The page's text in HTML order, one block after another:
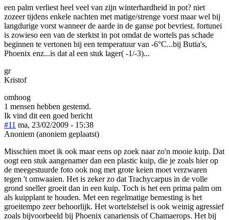
een palm verliest heel veel van zijn winterhardheid in pot? niet
zozeer tijdens enkele nachten met matige/strenge vorst maar wel bij
langdurige vorst wanneer de aarde in de ganse pot bevriest. fortunei
is zowieso een van de sterktst in pot omdat de wortels pas schade
beginnen te vertonen bij een temperatuur van -6°C...bij Butia's,
Phoenix enz...is dat al een stuk lager( -1/-3)...
gr
Kristof
omhoog
1 mensen hebben gestemd.
Ik vind dit een goed bericht
#11 ma, 23/02/2009 - 15:38
Anoniem (anoniem geplaatst)
Misschien moet ik ook maar eens op zoek naar zo'n mooie kuip. Dat
oogt een stuk aangenamer dan een plastic kuip, die je zoals hier op
de meegestuurde foto ook nog met grote keien moet verzwaren
tegen 't omwaaien. Het is zeker zo dat Trachycarpus in de volle
grond sneller groeit dan in een kuip. Toch is het een prima palm om
als kuipplant te houden. Met een regelmatige bemesting is het
groeitempo zeer behoorlijk. Het wortelstelsel is ook weinig agressief
zoals bijvoorbeeld bij Phoenix canariensis of Chamaerops. Het bij